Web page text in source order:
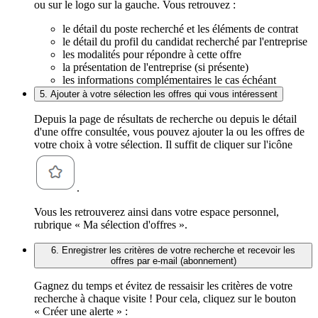
ou sur le logo sur la gauche. Vous retrouvez :
le détail du poste recherché et les éléments de contrat
le détail du profil du candidat recherché par l'entreprise
les modalités pour répondre à cette offre
la présentation de l'entreprise (si présente)
les informations complémentaires le cas échéant
5. Ajouter à votre sélection les offres qui vous intéressent
Depuis la page de résultats de recherche ou depuis le détail
d'une offre consultée, vous pouvez ajouter la ou les offres de
votre choix à votre sélection. Il suffit de cliquer sur l'icône
.
Vous les retrouverez ainsi dans votre espace personnel,
rubrique « Ma sélection d'offres ».
6. Enregistrer les critères de votre recherche et recevoir les
offres par e-mail (abonnement)
Gagnez du temps et évitez de ressaisir les critères de votre
recherche à chaque visite ! Pour cela, cliquez sur le bouton
« Créer une alerte » :